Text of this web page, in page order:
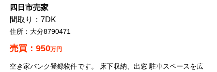
四日市売家
7DK
大分8790471
950万円
空き家バンク登録物件です。 床下収納、出窓 駐車スペースを広